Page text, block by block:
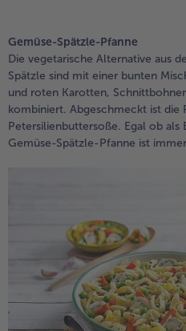
Gemüse-Spätzle-Pfanne
Die vegetarische Alternative aus
Spätzle sind mit einer bunten
und roten Karotten,
kombiniert. Abgeschmeckt ist die
Petersilienbuttersoße. Egal ob
Gemüse-Spätzle-Pfanne ist